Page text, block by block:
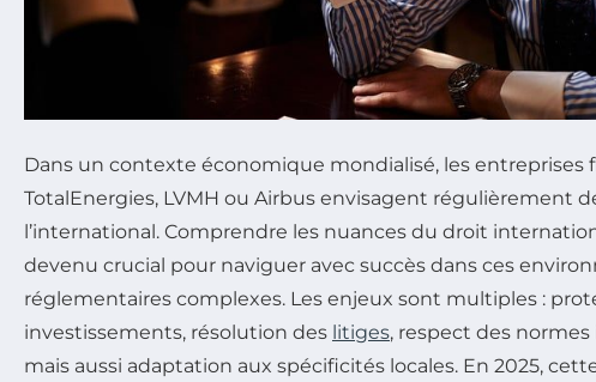
Dans un contexte économique mondialisé, les entreprises
TotalEnergies, LVMH ou Airbus envisagent régulièrement
l’international. Comprendre les nuances du droit
devenu crucial pour naviguer avec succès dans ces
réglementaires complexes. Les enjeux sont multiples :
investissements, résolution des litiges, respect des
mais aussi adaptation aux spécificités locales. En 2025,